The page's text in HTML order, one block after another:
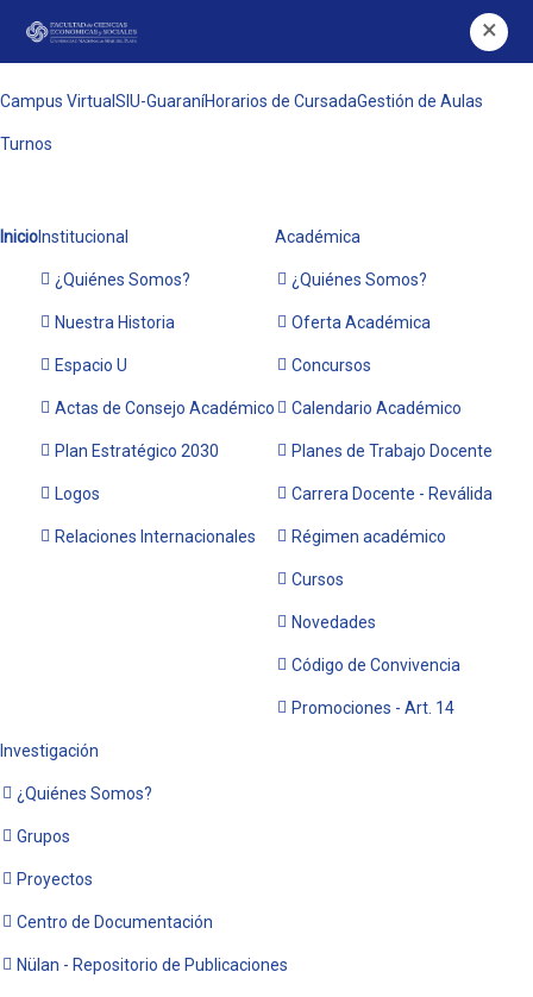
×
Campus Virtual SIU-GuaraníHorarios de CursadaGestión de Aulas
Turnos
InicioInstitucional
¿Quiénes Somos?
Nuestra Historia
Espacio U
Actas de Consejo Académico
Plan Estratégico 2030
Logos
Relaciones Internacionales
Académica
¿Quiénes Somos?
Oferta Académica
Concursos
Calendario Académico
Planes de Trabajo Docente
Carrera Docente - Reválida
Régimen académico
Cursos
Novedades
Código de Convivencia
Promociones - Art. 14
Investigación
¿Quiénes Somos?
Grupos
Proyectos
Centro de Documentación
Nülan - Repositorio de Publicaciones